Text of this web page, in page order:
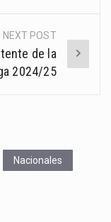
NEXT POST
de la
2024/25
Nacionales